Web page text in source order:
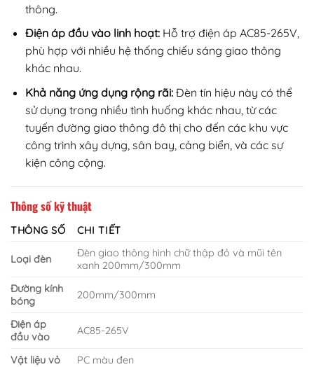
thông.
Điện áp đầu vào linh hoạt:Hỗ trợ điện áp AC85-265V,
phù hợp với nhiều hệ thống chiếu sáng giao thông
khác nhau.
Khả năng ứng dụng rộng rãi:Đèn tín hiệu này có thể
sử dụng trong nhiều tình huống khác nhau, từ các
tuyến đường giao thông đô thị cho đến các khu vực
công trình xây dựng, sân bay, cảng biển, và các sự
kiện công cộng.
Thông số kỹ thuật
THÔNG SỐ CHI TIẾT
Loại đèn
Đèn giao thông hình chữ thập đỏ và mũi tên
xanh 200mm/300mm
Đường kính
bóng
200mm/300mm
Điện áp
đầu vào
AC85-265V
Vật liệu vỏ
PC màu đen